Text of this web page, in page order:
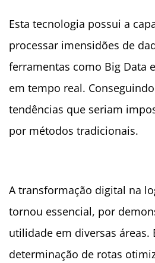
Esta tecnologia possui a
processar imensidões de
ferramentas como Big Data
em tempo real.
tendências que seriam
por métodos tradicionais.
A transformação digital na
tornou essencial, por
utilidade em diversas áreas.
determinação de rotas